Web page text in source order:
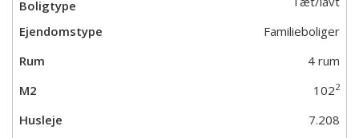
Familieboliger
4 rum
1022
7.208